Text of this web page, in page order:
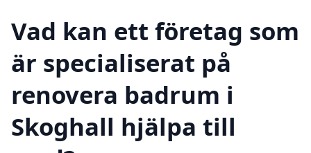
Vad kan ett företag som
är specialiserat på
renovera badrum i
Skoghall hjälpa till